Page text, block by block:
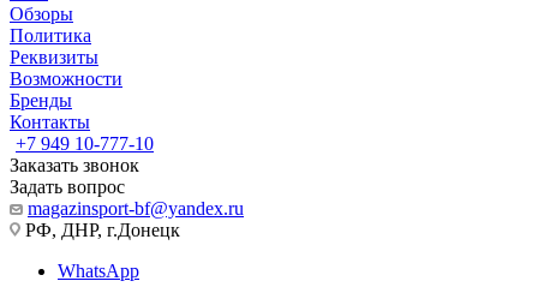
Обзоры
Политика
Реквизиты
Возможности
Бренды
Контакты
+7 949 10-777-10
Заказать звонок
Задать вопрос
magazinsport-bf@yandex.ru
РФ, ДНР, г.Донецк
WhatsApp